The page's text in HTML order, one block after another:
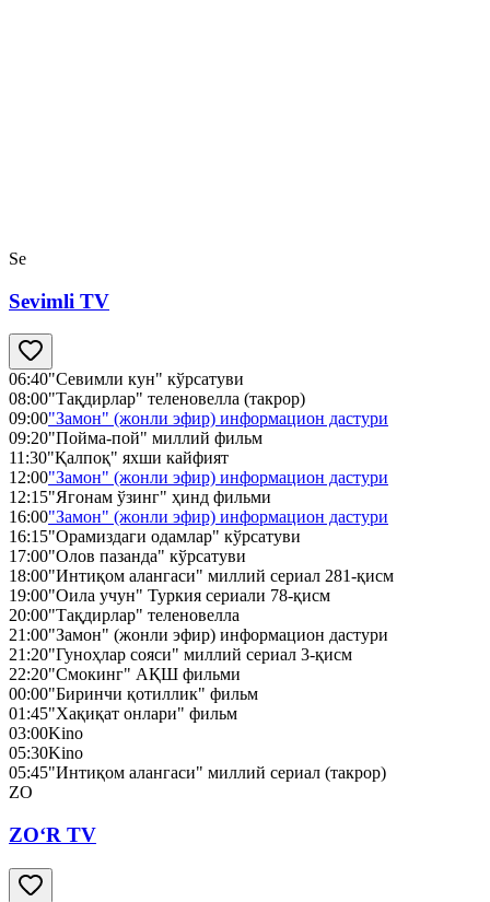
Se
Sevimli TV
06:40"Севимли кун" кўрсатуви
08:00"Тақдирлар" теленовелла (такрор)
09:00"Замон" (жонли эфир) информацион дастури
09:20"Пойма-пой" миллий фильм
11:30"Қалпоқ" яхши кайфият
12:00"Замон" (жонли эфир) информацион дастури
12:15"Ягонам ўзинг" ҳинд фильми
16:00"Замон" (жонли эфир) информацион дастури
16:15"Орамиздаги одамлар" кўрсатуви
17:00"Олов пазанда" кўрсатуви
18:00"Интиқом алангаси" миллий сериал 281-қисм
19:00"Оила учун" Туркия сериали 78-қисм
20:00"Тақдирлар" теленовелла
21:00"Замон" (жонли эфир) информацион дастури
21:20"Гуноҳлар сояси" миллий сериал 3-қисм
22:20"Смокинг" АҚШ фильми
00:00"Биринчи қотиллик" фильм
01:45"Хақиқат онлари" фильм
03:00Kino
05:30Kino
05:45"Интиқом алангаси" миллий сериал (такрор)
ZO
ZO‘R TV